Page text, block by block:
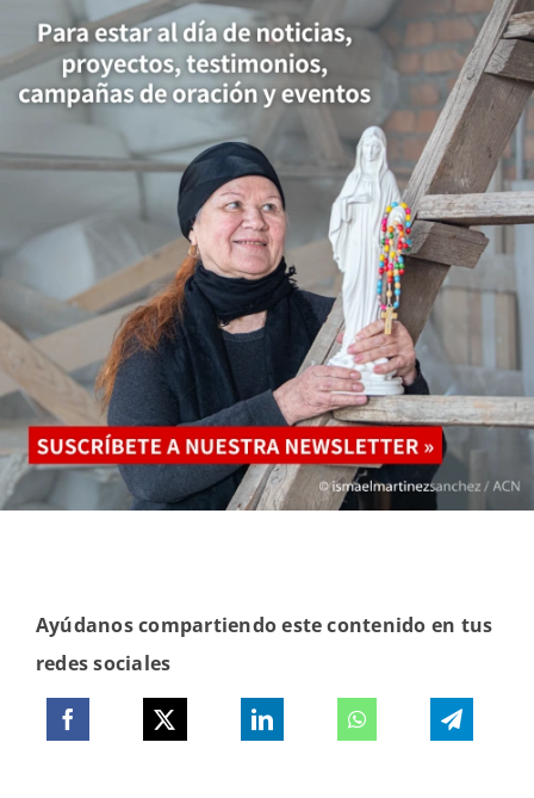
Ayúdanos compartiendo este contenido en tus
redes sociales